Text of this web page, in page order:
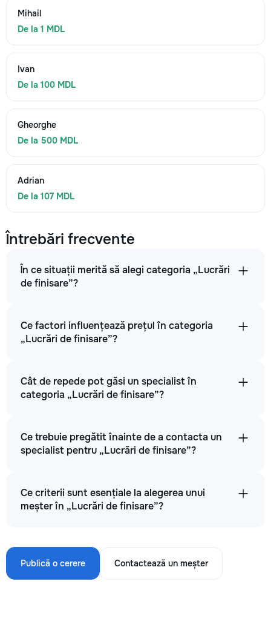
Mihail
De la 1 MDL
Ivan
De la 100 MDL
Gheorghe
De la 500 MDL
Adrian
De la 107 MDL
Întrebări frecvente
În ce situații merită să alegi categoria „Lucrări
de finisare”?
Ce factori influențează prețul în categoria
„Lucrări de finisare”?
Cât de repede pot găsi un specialist în
categoria „Lucrări de finisare”?
Ce trebuie pregătit înainte de a contacta un
specialist pentru „Lucrări de finisare”?
Ce criterii sunt esențiale la alegerea unui
meșter în „Lucrări de finisare”?
Publică o cerere Contactează un meșter